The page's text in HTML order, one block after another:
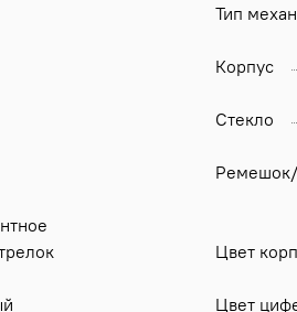
Тип
Корпус
Стекло
Цвет
Цвет